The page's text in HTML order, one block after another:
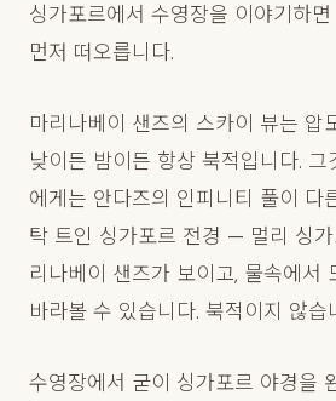
싱가포르에서 수영장을 이야기하
먼저 떠오릅니다.
마리나베이 샌즈의 스카이 뷰는 압
낮이든 밤이든 항상 북적입니다.
에게는 안다즈의 인피니티 풀이 다
탁 트인 싱가포르 전경 — 멀리 싱
리나베이 샌즈가 보이고, 물속에서
바라볼 수 있습니다. 북적이지 않습
수영장에서 굳이 싱가포르 야경을